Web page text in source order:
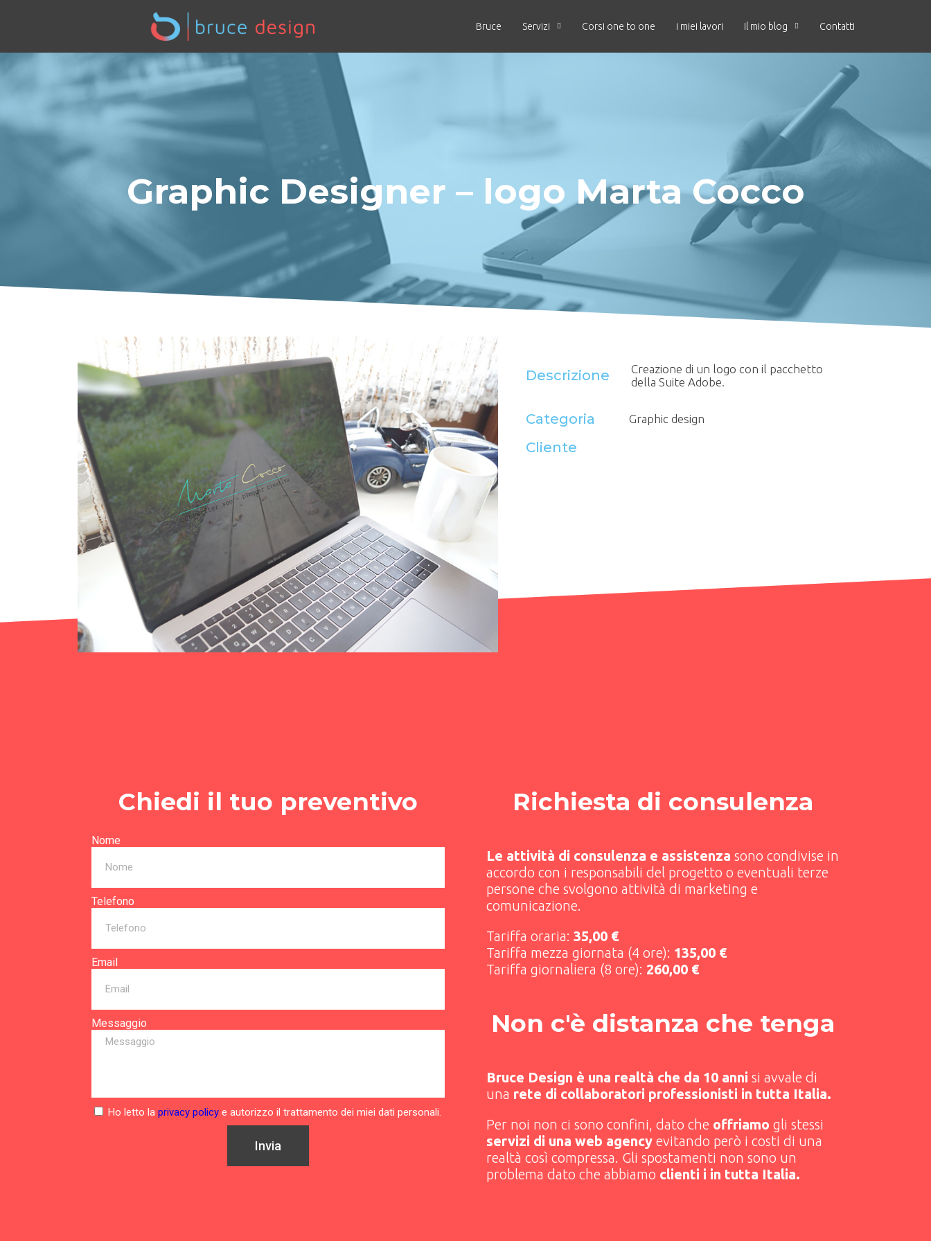
Bruce Servizi Corsi one to one i miei lavori Il mio blog Contatti
Graphic Designer – logo Marta Cocco
Descrizione
Creazione di un logo con il pacchetto
della Suite Adobe.
Categoria Graphic design
Cliente
Chiedi il tuo preventivo
Nome
Telefono
Email
Messaggio
Ho letto la privacy policy e autorizzo il trattamento dei miei dati personali.
Invia
Richiesta di consulenza
Le attività di consulenza e assistenza sono condivise in
accordo con i responsabili del progetto o eventuali terze
persone che svolgono attività di marketing e
comunicazione.
Tariffa oraria: 35,00 €
Tariffa mezza giornata (4 ore): 135,00 €
Tariffa giornaliera (8 ore): 260,00 €
Non c'è distanza che tenga
Bruce Design è una realtà che da 10 anni si avvale di
una rete di collaboratori professionisti in tutta Italia.
Per noi non ci sono confini, dato che offriamo gli stessi
servizi di una web agency evitando però i costi di una
realtà così compressa. Gli spostamenti non sono un
problema dato che abbiamo clienti i in tutta Italia.